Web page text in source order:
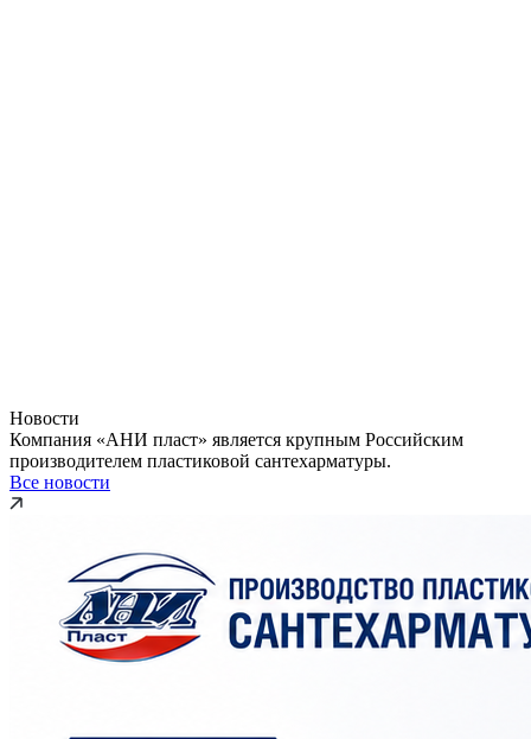
Новости
Компания «АНИ пласт» является крупным Российским
производителем пластиковой сантехарматуры.
Все новости